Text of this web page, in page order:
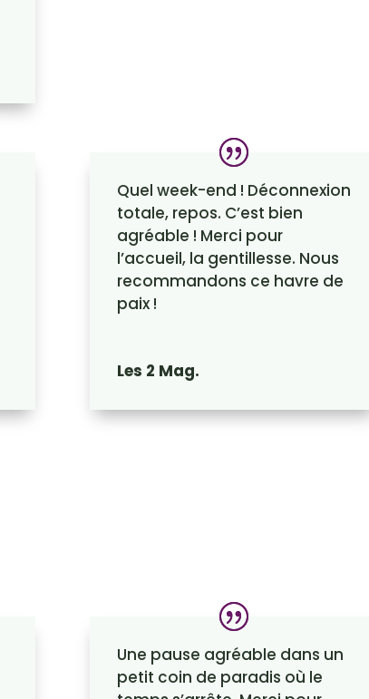
Quel week-end ! Déconnexion
totale, repos. C’est bien
agréable ! Merci pour
l’accueil, la gentillesse. Nous
recommandons ce havre de
paix !
Les 2 Mag.
Une pause agréable dans un
petit coin de paradis où le